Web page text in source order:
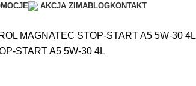
AKCJA ZIMABLOGKONTAKT
MAGNATEC STOP-START A5 5W-30 4L